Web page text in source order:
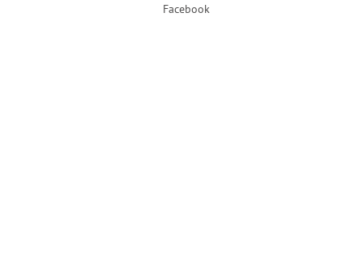
Facebook